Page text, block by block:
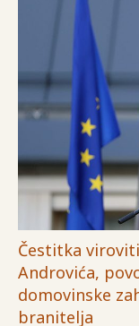
Čestitka
Androvića,
domovinske
branitelja